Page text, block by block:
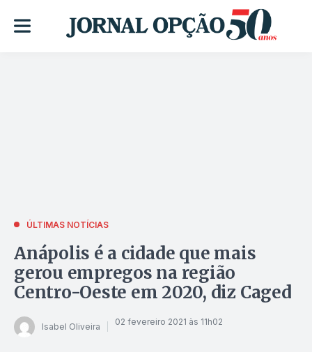
ÚLTIMAS NOTÍCIAS
Anápolis é a cidade que mais
gerou empregos na região
Centro-Oeste em 2020, diz Caged
Isabel Oliveira 02 fevereiro 2021 às 11h02